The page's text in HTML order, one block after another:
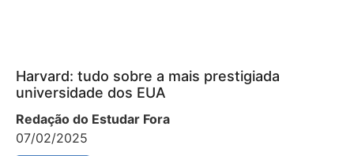
Harvard: tudo sobre a mais prestigiada
universidade dos EUA
Redação do Estudar Fora
07/02/2025